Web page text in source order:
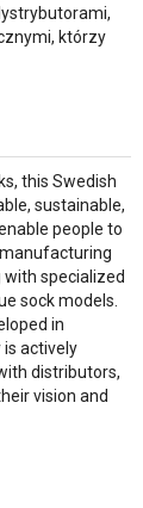
którzy
this Swedish
sustainable,
people to
with specialized
sock models.
in
is actively
distributors,
vision and